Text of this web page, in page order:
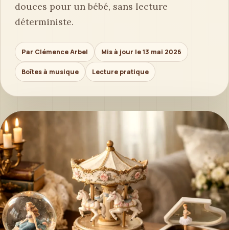
douces pour un bébé, sans lecture
déterministe.
Par Clémence Arbel Mis à jour le 13 mai 2026
Boîtes à musique Lecture pratique